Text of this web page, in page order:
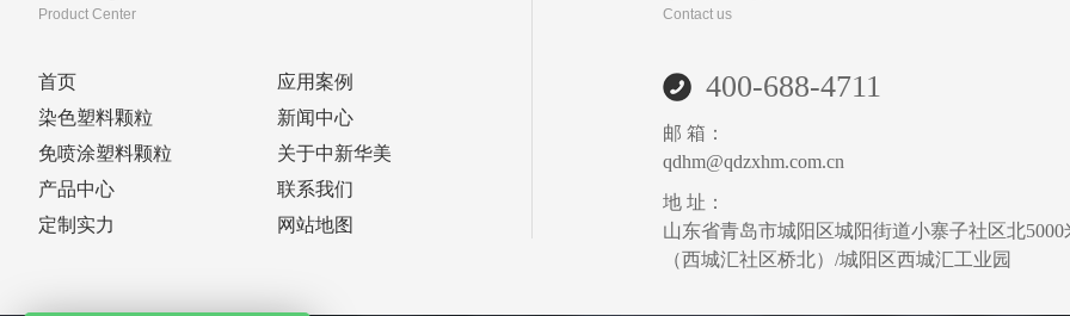
Product Center
首页
应用案例
染色塑料颗粒
新闻中心
免喷涂塑料颗粒
关于中新华美
产品中心
联系我们
定制实力
网站地图
Contact us
400-688-4711
邮 箱：
qdhm@qdzxhm.com.cn
地 址：
山东省青岛市城阳区城阳街道小寨子社区北5000
（西城汇社区桥北）/城阳区西城汇工业园